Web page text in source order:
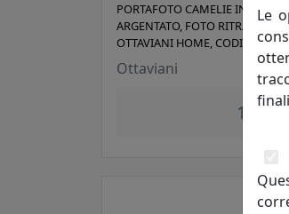
PORTAFOTO CAMELIE IN
ARGENTATO, FOTO RITRATTO
OTTAVIANI HOME, CODICE
Ottaviani
Le